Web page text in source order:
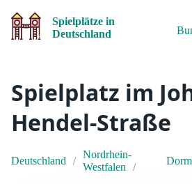
Spielplätze in
Deutschland
Spielplatz im
Hendel-Straße
Deutschland
Nordrhein-
Westfalen